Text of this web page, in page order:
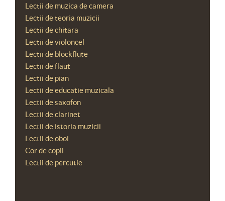
Lectii de muzica de camera
Lectii de teoria muzicii
Lectii de chitara
Lectii de violoncel
Lectii de blockflute
Lectii de flaut
Lectii de pian
Lectii de educatie muzicala
Lectii de saxofon
Lectii de clarinet
Lectii de istoria muzicii
Lectii de oboi
Cor de copii
Lectii de percutie